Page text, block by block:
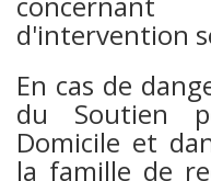
d'intervention
En cas de
du Soutien
Domicile et
la famille de